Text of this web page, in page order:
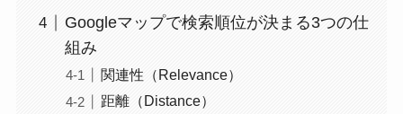
Googleマップで検索順位が決まる3つの仕
組み
関連性（Relevance）
距離（Distance）